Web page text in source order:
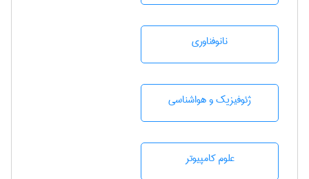
نانوفناوری
ژئوفيزيك و هواشناسی
علوم کامپیوتر